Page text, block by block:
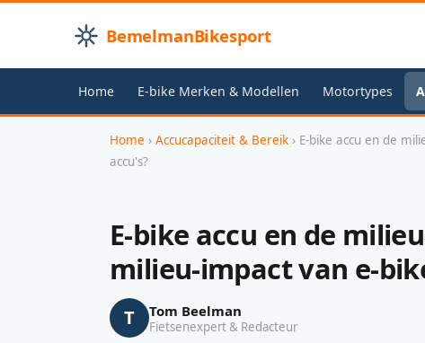
BemelmanBikesport
Home E-bike Merken & Modellen Motortypes
Home › Accucapaciteit & Bereik › E-bike accu en de
accu's?
E-bike accu en de
milieu-impact van e-
T Tom Beelman
Fietsenexpert & Redacteur